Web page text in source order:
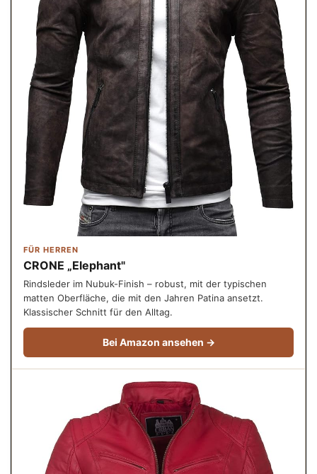
FÜR HERREN
CRONE „Elephant"
Rindsleder im Nubuk-Finish – robust, mit der typischen
matten Oberfläche, die mit den Jahren Patina ansetzt.
Klassischer Schnitt für den Alltag.
Bei Amazon ansehen →